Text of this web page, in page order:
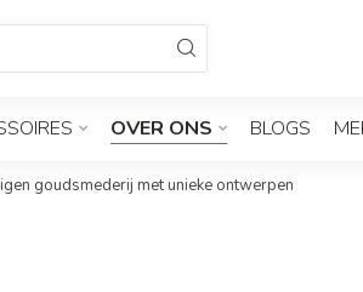
OVER ONS BLOGS
goudsmederij met unieke ontwerpen